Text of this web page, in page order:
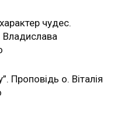
чудес.
Владислава
Проповідь о. Віталія